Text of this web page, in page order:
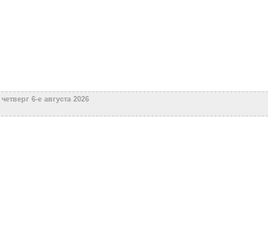
четверг 6-е августа 2026